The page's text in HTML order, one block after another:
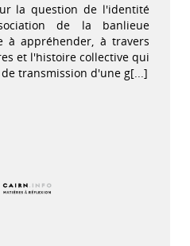
la question de l'identité
de la banlieue
à appréhender, à travers
et l'histoire collective qui
transmission d'une g[...]